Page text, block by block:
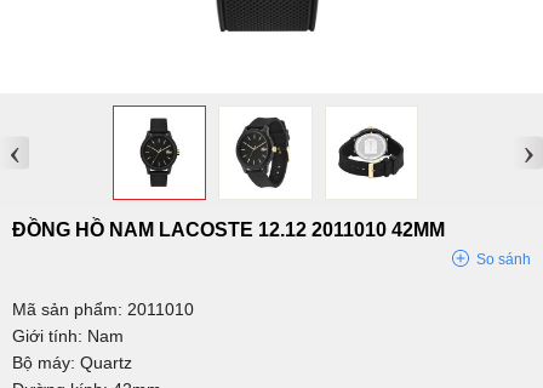
‹ ›
ĐỒNG HỒ NAM LACOSTE 12.12 2011010 42MM
So sánh
Mã sản phẩm: 2011010
Giới tính: Nam
Bộ máy: Quartz